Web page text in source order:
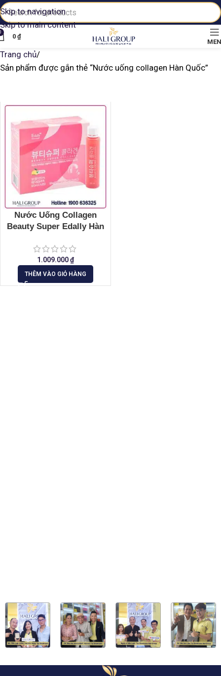
Skip to navigation
Skip to main content
0 ₫
Trang chủ
Sản phẩm được gắn thẻ “Nước uống collagen Hàn Quốc”
Nước Uống Collagen
Beauty Super Edally Hàn
1.009.000₫
THÊM VÀO GIỎ HÀNG